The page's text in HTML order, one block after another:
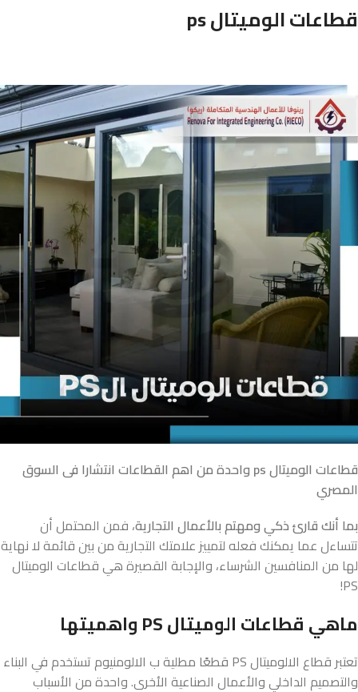
قطاعات الوميتال ps
قطاعات الوميتال ps واحدة من اهم القطاعات انتشارا فى السوق
المصري
بما أنك قارئ ذكي ومهتم بالأعمال التجارية، فمن المحتمل أن
تتساءل عما يمكنك فعله لتمييز علامتك التجارية من بين قائمة لا نهاية
لها من المنافسين الشرساء، والإجابة القصيرة هي قطاعات الوميتال
PS!
ماهي قطاعات الوميتال PS واهميتها
تعتبر قطاع الالوميتال PS قطعًا مطلية ب الالومنيوم تستخدم في البناء
والتصميم الداخلي والأعمال الصناعية الأخرى. واحدة من الأسباب